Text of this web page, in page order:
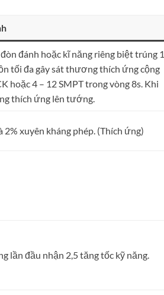
đánh hoặc kĩ năng riêng biệt trúng 1
tối đa gây sát thương thích ứng cộng
hoặc 4 – 12 SMPT trong vòng 8s. Khi
thích ứng lên tướng.
2% xuyên kháng phép. (Thích ứng)
lần đầu nhận 2,5 tăng tốc kỹ năng.